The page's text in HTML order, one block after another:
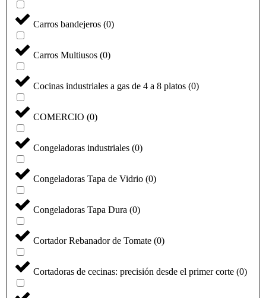
Carros bandejeros (0)
Carros Multiusos (0)
Cocinas industriales a gas de 4 a 8 platos (0)
COMERCIO (0)
Congeladoras industriales (0)
Congeladoras Tapa de Vidrio (0)
Congeladoras Tapa Dura (0)
Cortador Rebanador de Tomate (0)
Cortadoras de cecinas: precisión desde el primer corte (0)